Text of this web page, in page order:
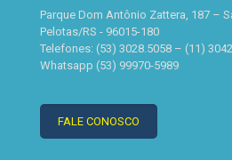
Parque Dom Antônio Zattera, 187 –
Pelotas/RS - 96015-180
Telefones: (53) 3028.5058 – (11)
Whatsapp (53) 99970-5989
FALE CONOSCO